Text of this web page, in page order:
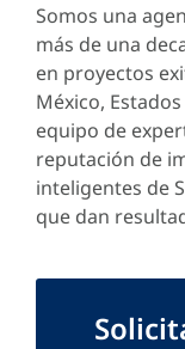
Somos una
más de una
en proyectos
México,
equipo de
reputación de
inteligentes de
que dan